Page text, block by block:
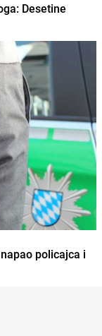
Desetine
policajca i